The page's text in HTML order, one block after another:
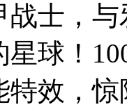
战士，
球！
特效，